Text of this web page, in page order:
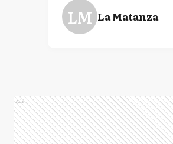
LM La Matanza
Ads